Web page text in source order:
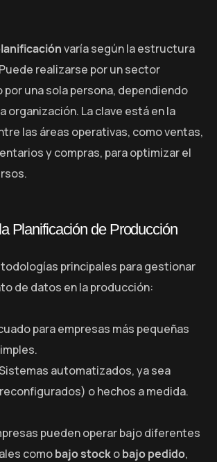
varía según la estructura
realizarse por un sector
por una sola persona, dependiendo
organización. La clave está en la
las áreas operativas, como ventas,
y compras, para optimizar el
Planificación de Producción
principales para gestionar
de datos en la producción:
para empresas más pequeñas
automatizados, ya sea
o hechos a medida.
pueden operar bajo diferentes
comobajo stockobajo pedido,